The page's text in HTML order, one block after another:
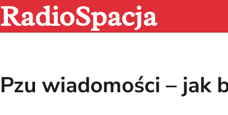
Skip
to
content
RadioSpacja
Pzu wiadomości – jak